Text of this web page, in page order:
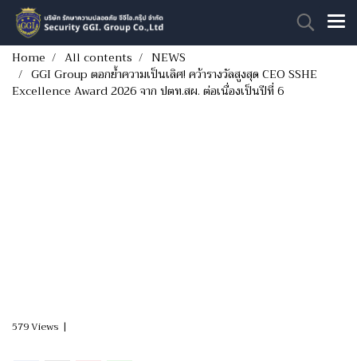
Home All contents
NEWS
GGI Group ตอกย้ำความเป็นเลิศ! คว้ารางวัลสูงสุด CEO SSHE
Excellence Award 2026 จาก ปตท.สผ. ต่อเนื่องเป็นปีที่ 6
579 Views |